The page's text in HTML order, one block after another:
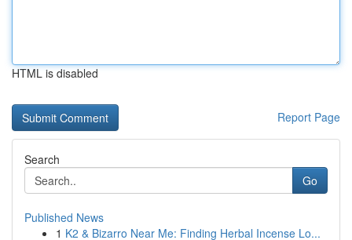
HTML is disabled
Report Page
Search
Go
Published News
1 K2 & Bizarro Near Me: Finding Herbal Incense Lo...